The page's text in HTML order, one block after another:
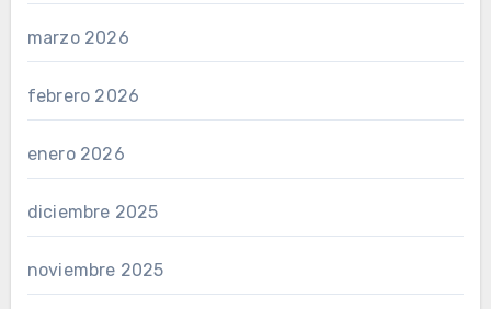
marzo 2026
febrero 2026
enero 2026
diciembre 2025
noviembre 2025